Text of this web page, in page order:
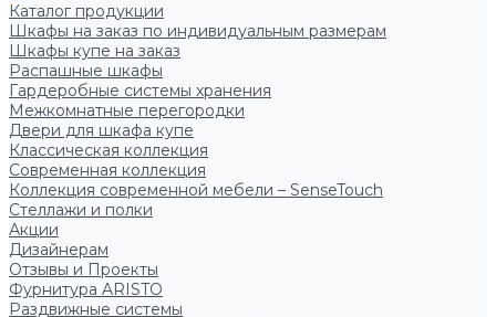
Каталог продукции
Шкафы на заказ по индивидуальным размерам
Шкафы купе на заказ
Распашные шкафы
Гардеробные системы хранения
Межкомнатные перегородки
Двери для шкафа купе
Классическая коллекция
Современная коллекция
Коллекция современной мебели – SenseTouch
Стеллажи и полки
Акции
Дизайнерам
Отзывы и Проекты
Фурнитура ARISTO
Раздвижные системы